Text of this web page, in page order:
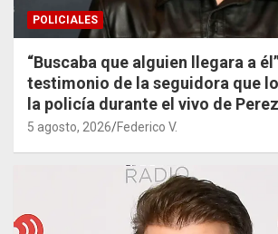
POLICIALES
“Buscaba que alguien llegara a
testimonio de la seguidora que
la policía durante el vivo de
5 agosto, 2026 Federico V.